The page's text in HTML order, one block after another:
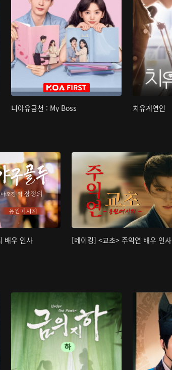
니야유금천 : My Boss 치유계연인
배우 인사 [메이킹] <교초> 주익연 배우 인사